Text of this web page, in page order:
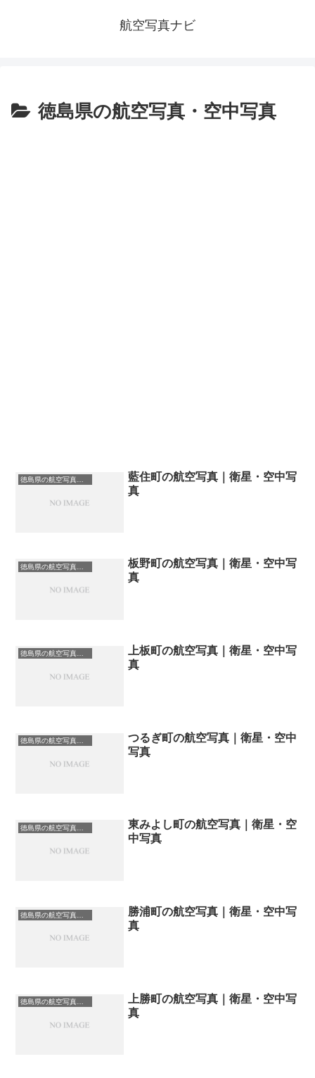
航空写真ナビ
徳島県の航空写真・空中写真
藍住町の航空写真｜衛星・空中写
真
板野町の航空写真｜衛星・空中写
真
徳島県の航空写真・空中写真
上板町の航空写真｜衛星・空中写
真
つるぎ町の航空写真｜衛星・空中
写真
東みよし町の航空写真｜衛星・空
中写真
勝浦町の航空写真｜衛星・空中写
真
徳島県の航空写真・空中写真
上勝町の航空写真｜衛星・空中写
真